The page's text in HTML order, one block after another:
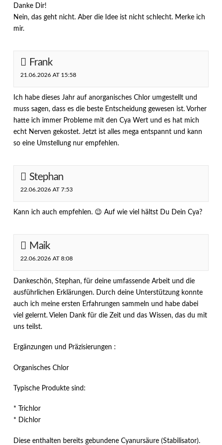
Danke Dir!
Nein, das geht nicht. Aber die Idee ist nicht schlecht. Merke ich
mir.
Frank
21.06.2026 AT 15:58
Ich habe dieses Jahr auf anorganisches Chlor umgestellt und
muss sagen, dass es die beste Entscheidung gewesen ist. Vorher
hatte ich immer Probleme mit den Cya Wert und es hat mich
echt Nerven gekostet. Jetzt ist alles mega entspannt und kann
so eine Umstellung nur empfehlen.
Stephan
22.06.2026 AT 7:53
Kann ich auch empfehlen. 😉 Auf wie viel hältst Du Dein Cya?
Maik
22.06.2026 AT 8:08
Dankeschön, Stephan, für deine umfassende Arbeit und die
ausführlichen Erklärungen. Durch deine Unterstützung konnte
auch ich meine ersten Erfahrungen sammeln und habe dabei
viel gelernt. Vielen Dank für die Zeit und das Wissen, das du mit
uns teilst.
Ergänzungen und Präzisierungen :
Organisches Chlor
Typische Produkte sind:
* Trichlor
* Dichlor
Diese enthalten bereits gebundene Cyanursäure (Stabilisator).